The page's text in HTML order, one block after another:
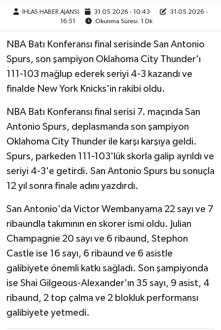
İHLAS HABER AJANSI 31.05.2026 - 10:43
31.05.2026 -
16:51
Okunma Süresi: 1 Dk
NBA Batı Konferansı final serisinde San Antonio
Spurs, son şampiyon Oklahoma City Thunder'ı
111-103 mağlup ederek seriyi 4-3 kazandı ve
finalde New York Knicks'in rakibi oldu.
NBA Batı Konferansı final serisi 7. maçında San
Antonio Spurs, deplasmanda son şampiyon
Oklahoma City Thunder ile karşı karşıya geldi.
Spurs, parkeden 111-103'lük skorla galip ayrıldı ve
seriyi 4-3'e getirdi. San Antonio Spurs bu sonuçla
12 yıl sonra finale adını yazdırdı.
San Antonio'da Victor Wembanyama 22 sayı ve 7
ribaundla takımının en skorer ismi oldu. Julian
Champagnie 20 sayı ve 6 ribaund, Stephon
Castle ise 16 sayı, 6 ribaund ve 6 asistle
galibiyete önemli katkı sağladı. Son şampiyonda
ise Shai Gilgeous-Alexander'ın 35 sayı, 9 asist, 4
ribaund, 2 top çalma ve 2 blokluk performansı
galibiyete yetmedi.